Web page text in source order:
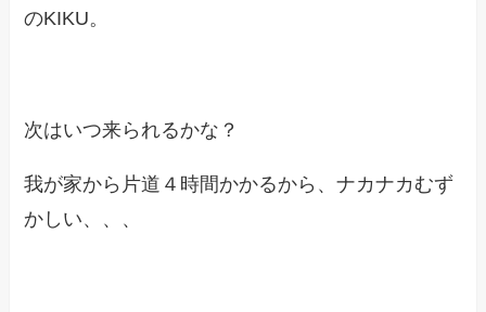
のKIKU。
次はいつ来られるかな？
我が家から片道４時間かかるから、ナカナカむず
かしい、、、